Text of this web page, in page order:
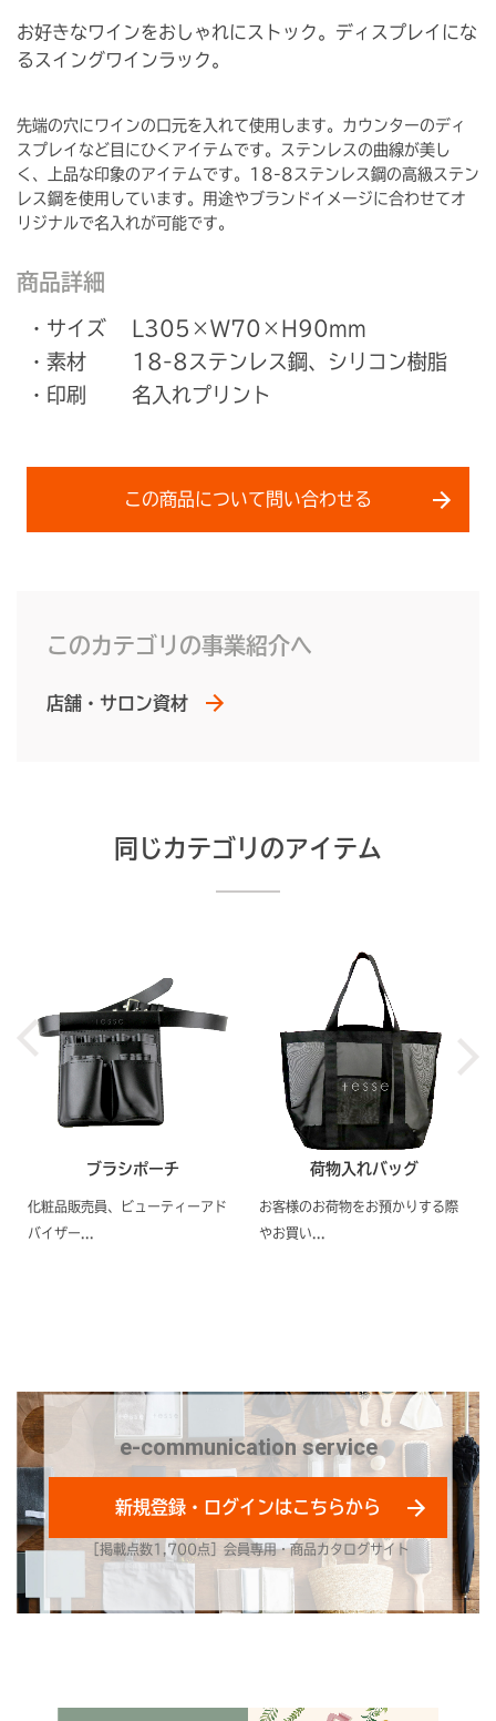
お好きなワインをおしゃれにストック。ディスプレイにな
るスイングワインラック。
先端の穴にワインの口元を入れて使用します。カウンターのディ
スプレイなど目にひくアイテムです。ステンレスの曲線が美し
く、上品な印象のアイテムです。18-8ステンレス鋼の高級ステン
レス鋼を使用しています。用途やブランドイメージに合わせてオ
リジナルで名入れが可能です。
商品詳細
・サイズ
L305×W70×H90mm
・素材
18-8ステンレス鋼、シリコン樹脂
・印刷
名入れプリント
この商品について問い合わせる
このカテゴリの事業紹介へ
店舗・サロン資材
同じカテゴリのアイテム
ブラシポーチ
化粧品販売員、ビューティーアド
バイザー...
荷物入れバッグ
お客様のお荷物をお預かりする際
やお買い...
e-communication service
［掲載点数1,700点］会員専用・商品カタログサイト
新規登録・ログインはこちらから